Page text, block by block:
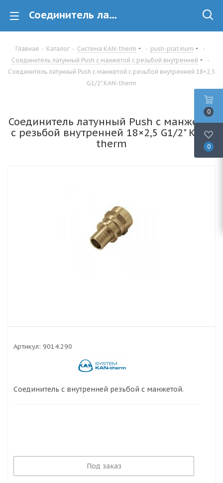
Соединитель латунный Push с манжетой с резьбой внутренней 18×2,5 G1/2" KAN-therm купить в Минске
Главная - Каталог - Система KAN-therm - push-platinum
-
Соединитель латунный Push с манжетой с резьбой внутренней
-
Соединитель латунный Push с манжетой с резьбой внутренней 18×2,5
G1/2" KAN-therm
Соединитель латунный Push с манжетой
с резьбой внутренней 18×2,5 G1/2" KAN-
therm
Артикул: 9014.290
Соединитель с внутренней резьбой с манжетой.
Под заказ
0
0